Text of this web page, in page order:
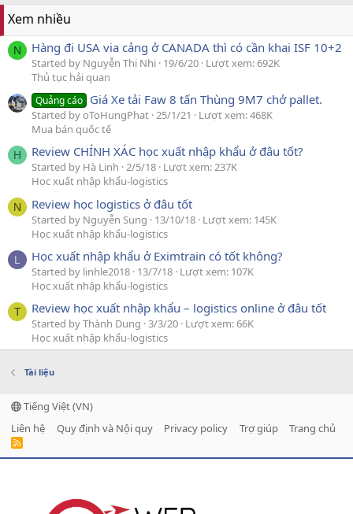
Xem nhiều
N Hàng đi USA via cảng ở CANADA thì có cần khai ISF 10+2
Started by Nguyễn Thị Nhi 19/6/20 Lượt xem: 692K
Thủ tục hải quan
Quảng cáo Giá Xe tải Faw 8 tấn Thùng 9M7 chở pallet.
Started by oToHungPhat 25/1/21
Lượt xem: 468K
Mua bán quốc tế
H Review CHÍNH XÁC học xuất nhập khẩu ở đâu tốt?
Started by Hà Linh 2/5/18 Lượt xem: 237K
Học xuất nhập khẩu-logistics
N Review học logistics ở đâu tốt
Started by Nguyễn Sung 13/10/18 Lượt xem: 145K
Học xuất nhập khẩu-logistics
L Học xuất nhập khẩu ở Eximtrain có tốt không?
Started by linhle2018 13/7/18 Lượt xem: 107K
Học xuất nhập khẩu-logistics
T Review học xuất nhập khẩu – logistics online ở đâu tốt
Started by Thành Dung 3/3/20 Lượt xem: 66K
Học xuất nhập khẩu-logistics
Tài liệu
Tiếng Việt (VN)
Liên hệ
Quy định và Nội quy Privacy policy Trợ giúp Trang chủ
R